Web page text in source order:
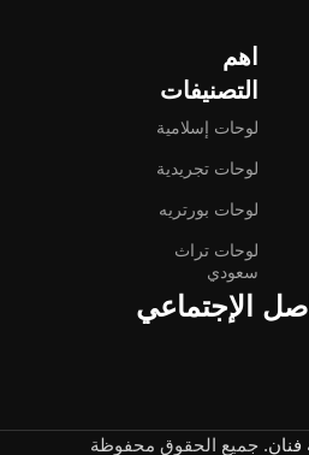
اهم
التصنيفات
لوحات إسلامية
لوحات تجريدية
لوحات بورتريه
لوحات تراث
سعودي
الإجتماعي
فنان. جميع الحقوق محفوظة